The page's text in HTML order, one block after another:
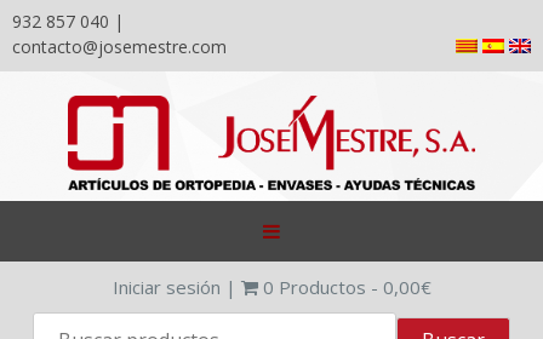
932 857 040 |
contacto@josemestre.com
content
Iniciar sesión | 0 Productos - 0,00€